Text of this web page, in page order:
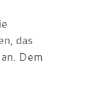
das
Dem